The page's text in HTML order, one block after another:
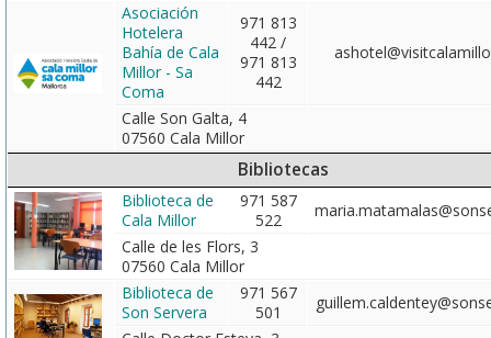
Asociación
Hotelera
Bahía de Cala
Millor - Sa
Coma
971 813
442 /
971 813
442
Calle Son Galta, 4
07560 Cala Millor
Bibliotecas
Biblioteca de
Cala Millor
971 587
522
Calle de les Flors, 3
07560 Cala Millor
Biblioteca de
Son Servera
971 567
501